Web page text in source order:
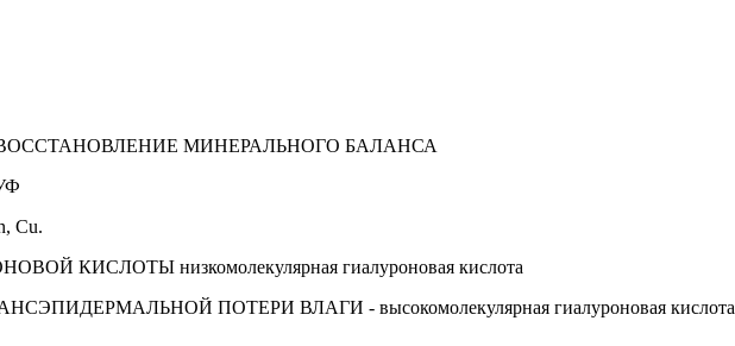
МИНЕРАЛЬНОГО БАЛАНСА
Cu.
низкомолекулярная гиалуроновая кислота
ПОТЕРИ ВЛАГИ - высокомолекулярная гиалуроновая кислота